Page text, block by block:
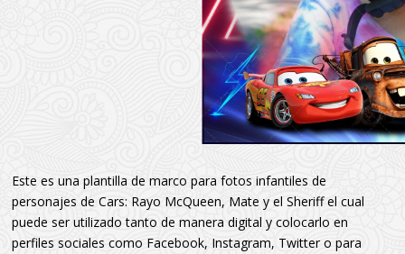
Este es una plantilla de marco para fotos infantiles de
personajes de Cars: Rayo McQueen, Mate y el Sheriff el cual
puede ser utilizado tanto de manera digital y colocarlo en
perfiles sociales como Facebook, Instagram, Twitter o para